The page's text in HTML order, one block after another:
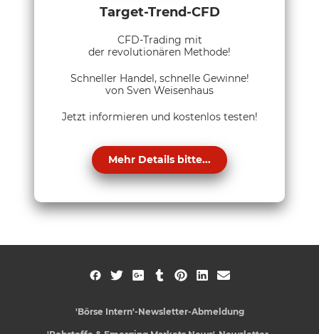
Target-Trend-CFD
CFD-Trading mit
der revolutionären Methode!
Schneller Handel, schnelle Gewinne!
von Sven Weisenhaus
Jetzt informieren und kostenlos testen!
Mehr Details bitte...
'Börse Intern'-Newsletter-Abmeldung